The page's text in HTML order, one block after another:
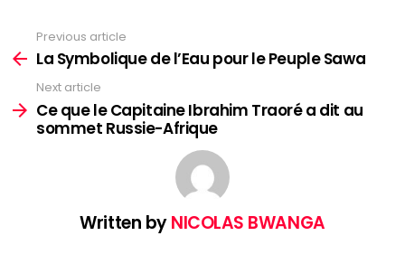
more
Previous article
La Symbolique de l’Eau pour le Peuple Sawa
Next article
Ce que le Capitaine Ibrahim Traoré a dit au
sommet Russie-Afrique
Written byNICOLAS BWANGA